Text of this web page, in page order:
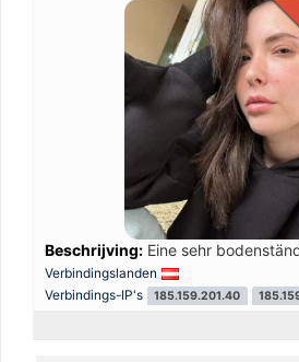
Beschrijving: Eine sehr
Verbindingslanden
Verbindings-IP's
185.159.201.40